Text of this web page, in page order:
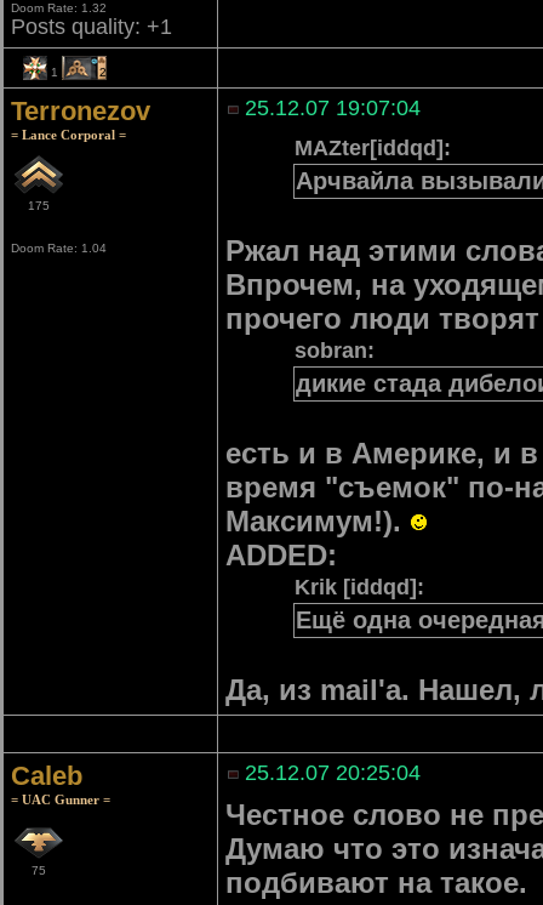
Doom Rate: 1.32
Posts quality: +1
1 2
Terronezov
= Lance Corporal =
175
Doom Rate: 1.04
25.12.07 19:07:04
MAZter[iddqd]:
Арчвайла
Ржал над этими
Впрочем, на
прочего люди
sobran:
дикие стада
есть и в Америке, и
время "съемок" по-
Максимум!).
ADDED:
Krik [iddqd]:
Ещё одна
Да, из mail'а. Нашел,
Caleb
= UAC Gunner =
75
25.12.07 20:25:04
Честное слово не
Думаю что это
подбивают на такое.